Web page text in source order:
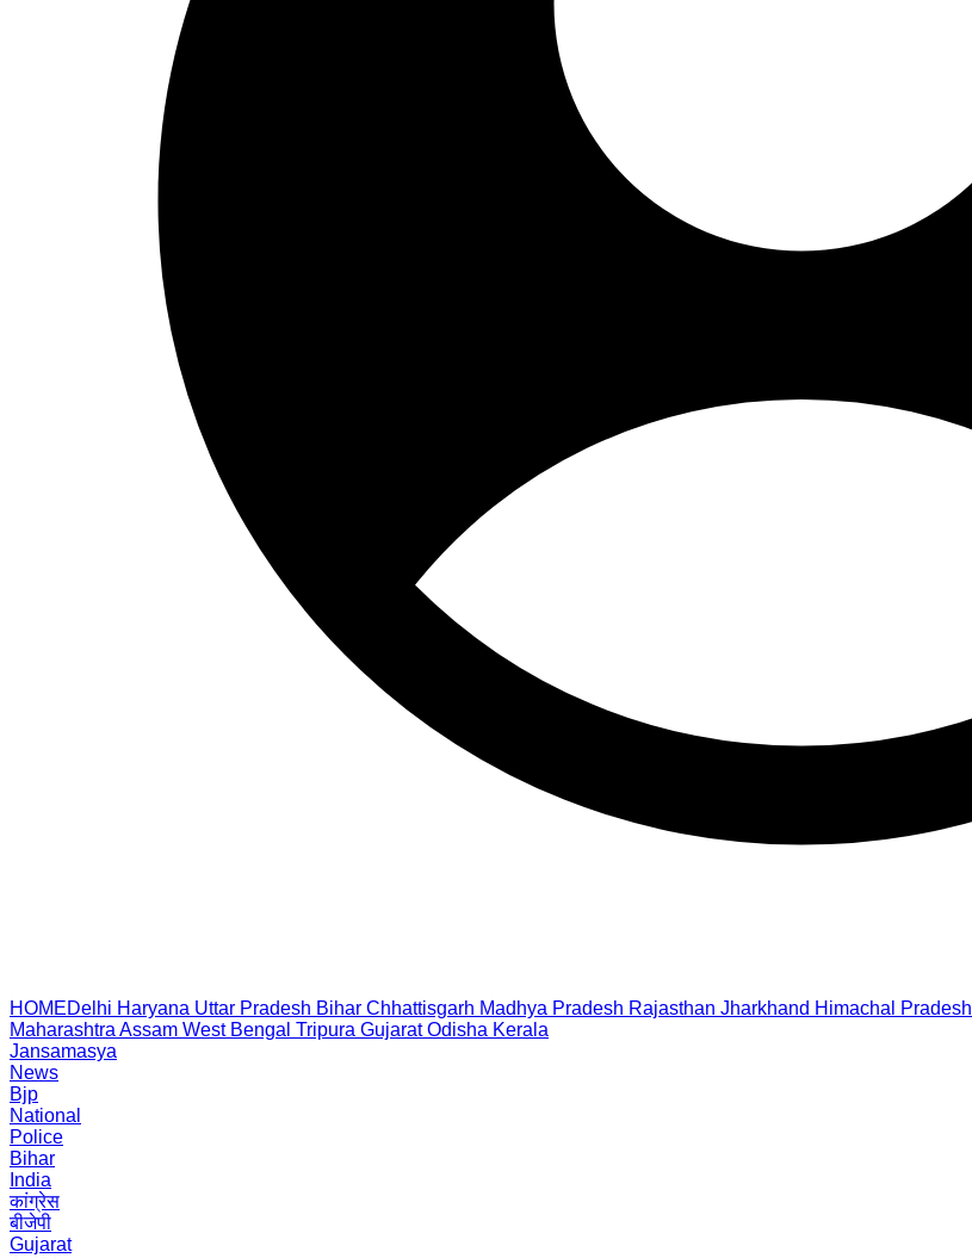
HOMEDelhi Haryana Uttar Pradesh Bihar Chhattisgarh Madhya Pradesh Rajasthan Jharkhand Himachal Pradesh
Maharashtra Assam West Bengal Tripura Gujarat Odisha Kerala
Jansamasya
News
Bjp
National
Police
Bihar
India
कांग्रेस
बीजेपी
Gujarat